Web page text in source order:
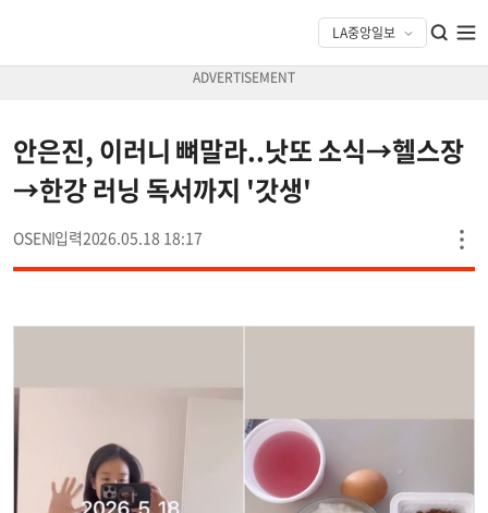
안은진, 이러니 뼈말라..낫또 소식→헬스장
→한강 러닝 독서까지 '갓생'
OSEN 2026.05.18 18:17